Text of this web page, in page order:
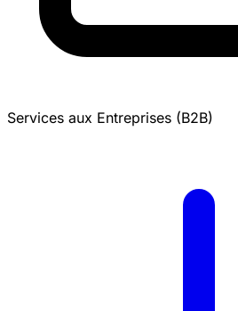
Services aux Entreprises (B2B)